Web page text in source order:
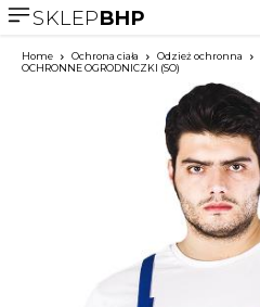
SKLEPBHP
Home Ochrona ciała Odzież ochronna
OCHRONNE OGRODNICZKI (SO)